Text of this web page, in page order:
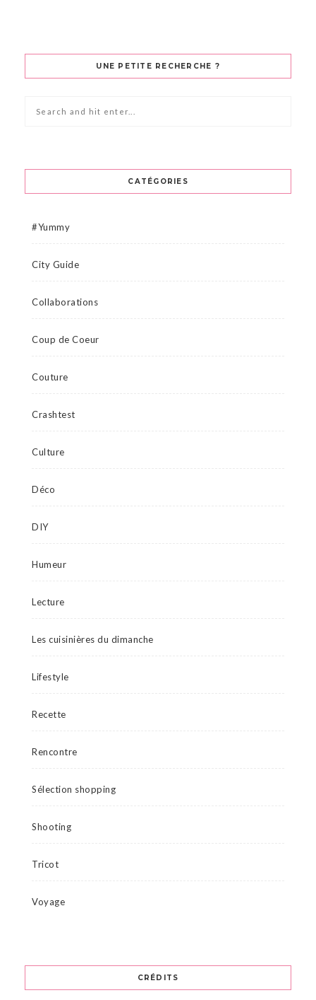
UNE PETITE RECHERCHE ?
CATÉGORIES
#Yummy
City Guide
Collaborations
Coup de Coeur
Couture
Crashtest
Culture
Déco
DIY
Humeur
Lecture
Les cuisinières du dimanche
Lifestyle
Recette
Rencontre
Sélection shopping
Shooting
Tricot
Voyage
CRÉDITS